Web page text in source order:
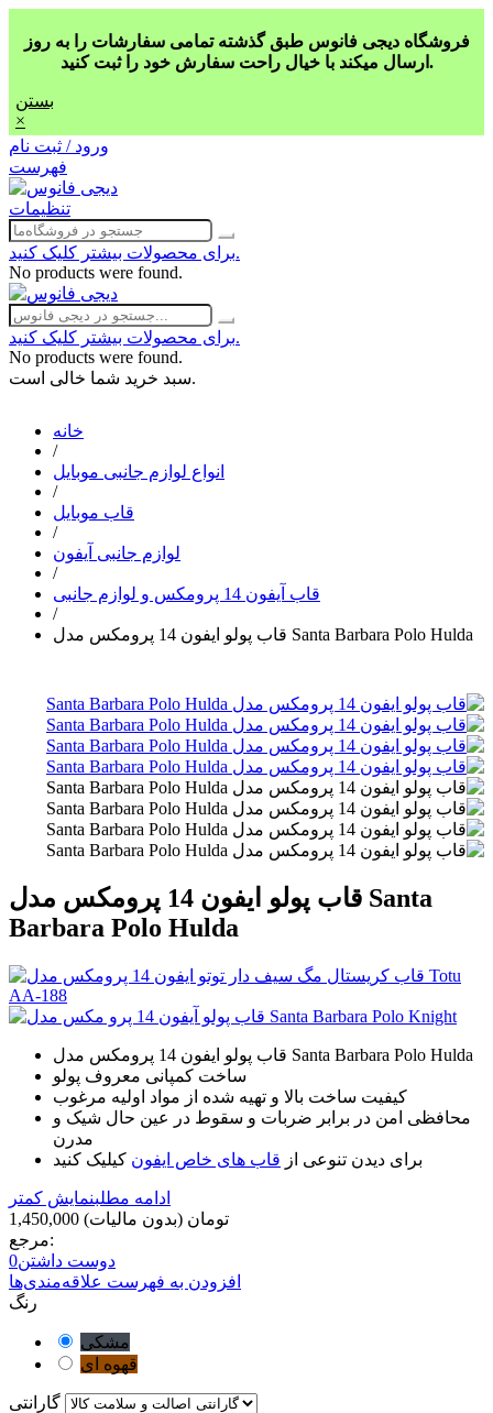
فروشگاه دیجی فانوس طبق گذشته تمامی سفارشات را به روز
ارسال میکند با خیال راحت سفارش خود را ثبت کنید.
بستن
×
ورود / ثبت نام
فهرست
تنظیمات
برای محصولات بیشتر کلیک کنید.
No products were found.
برای محصولات بیشتر کلیک کنید.
No products were found.
سبد خرید شما خالی است.
خانه
/
انواع لوازم جانبی موبایل
/
قاب موبایل
/
لوازم جانبی آیفون
/
قاب آیفون 14 پرومکس و لوازم جانبی
/
قاب پولو ایفون 14 پرومکس مدل Santa Barbara Polo Hulda
قاب پولو ایفون 14 پرومکس مدل Santa
Barbara Polo Hulda
قاب پولو ایفون 14 پرومکس مدل Santa Barbara Polo Hulda
ساخت کمپانی معروف پولو
کیفیت ساخت بالا و تهیه شده از مواد اولیه مرغوب
محافظی امن در برابر ضربات و سقوط در عین حال شیک و
مدرن
برای دیدن تنوعی از قاب های خاص ایفون کیلیک کنید
ادامه مطلبنمایش کمتر
1,450,000 تومان (بدون مالیات)
مرجع:
دوست داشتن0
افزودن به فهرست علاقه‌مندی‌ها
رنگ
مشکی
قهوه ای
گارانتی